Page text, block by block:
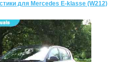
для Mercedes E-klasse (W212)